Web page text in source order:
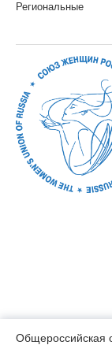
Региональные
Общероссийская